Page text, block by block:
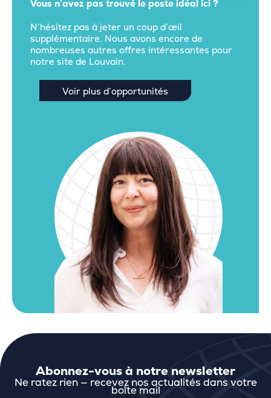
Vous n’avez pas trouvé le poste idéal ici ?
N’hésitez pas à jeter un coup d’œil
supplémentaire. Nous avons encore de
nombreuses autres offres intéressantes pour
notre site de Louvain.
Voir plus d’opportunités
Abonnez-vous à notre newsletter
Ne ratez rien — recevez nos actualités dans votre
boîte mail